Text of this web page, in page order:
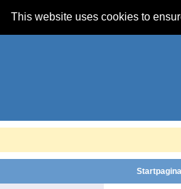
This website uses cookies to
Startpagina